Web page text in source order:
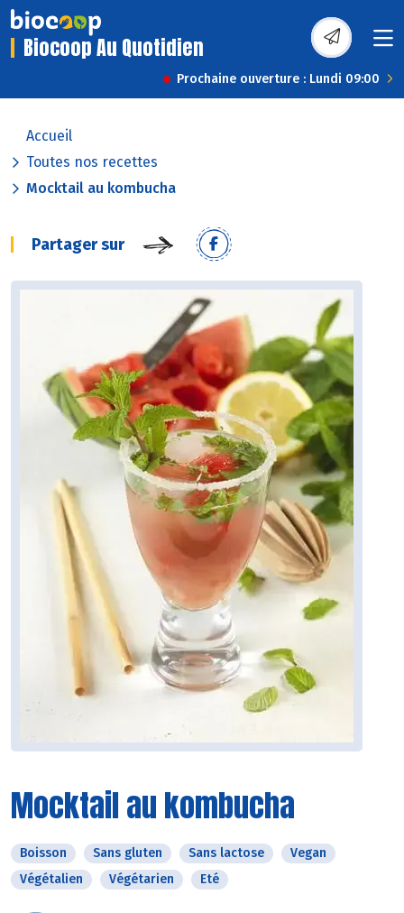
Biocoop Au Quotidien
Prochaine ouverture : Lundi 09:00
Accueil
Toutes nos recettes
Mocktail au kombucha
Partager sur
Mocktail au kombucha
Boisson Sans gluten Sans lactose
Vegan
Végétalien
Végétarien Eté